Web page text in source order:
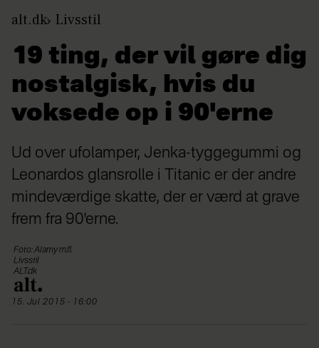
alt.dk Livsstil
19 ting, der vil gøre dig
nostalgisk, hvis du
voksede op i 90'erne
Ud over ufolamper, Jenka-tyggegummi og
Leonardos glansrolle i Titanic er der andre
mindeværdige skatte, der er værd at grave
frem fra 90'erne.
Foto: Alamy m.fl.
Livsstil
ALT.dk
15. Jul 2015 - 16:00